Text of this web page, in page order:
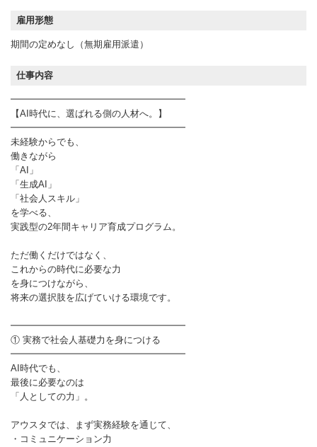
雇用形態
期間の定めなし（無期雇用派遣）
仕事内容
━━━━━━━━━━━━━━━━━━━
【AI時代に、選ばれる側の人材へ。】
━━━━━━━━━━━━━━━━━━━
未経験からでも、
働きながら
「AI」
「生成AI」
「社会人スキル」
を学べる、
実践型の2年間キャリア育成プログラム。
ただ働くだけではなく、
これからの時代に必要な力
を身につけながら、
将来の選択肢を広げていける環境です。
━━━━━━━━━━━━━━━━━━━
① 実務で社会人基礎力を身につける
━━━━━━━━━━━━━━━━━━━
AI時代でも、
最後に必要なのは
「人としての力」。
アウスタでは、まず実務経験を通じて、
・コミュニケーション力